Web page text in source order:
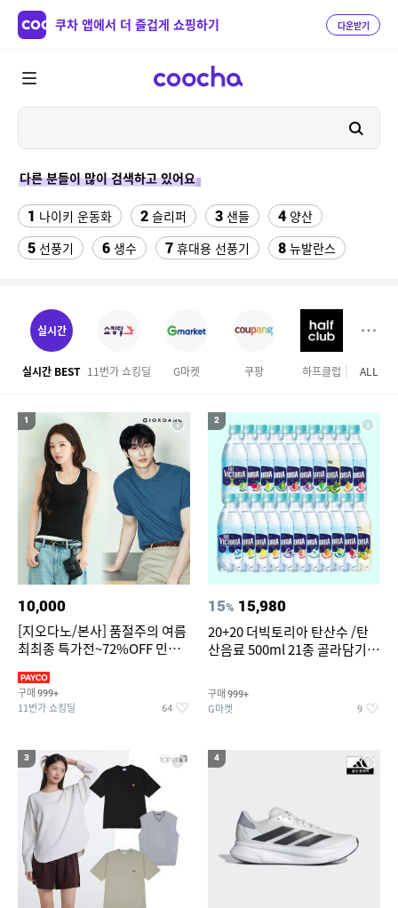
쿠차 앱에서 더 즐겁게 쇼핑하기 다운받기
다른 분들이 많이 검색하고 있어요
1 나이키 운동화 2 슬리퍼 3 샌들 4 양산
5 선풍기 6 생수 7 휴대용 선풍기 8 뉴발란스
11 수향미쌀10kg특등급 크로커다일레이디 원피스
13 성인용세발자전거중고
14 자동차 온풍기 차량용 히터 24V 12V 미니 난방기
오랄비 어린이 전동칫솔모 리필 댄스복 상의
55인치 V 18 오션월드 종일권 19 파타고니아
20 대나무돗자리
ALL
실시간
실시간 BEST 11번가 쇼킹딜 G마켓 쿠팡 하프클럽 마이리
1
10,000
[지오다노/본사] 품절주의 여름
최최종 특가전~72%OFF 민소
구매 999+
11번가 쇼킹딜 64
2
15% 15,980
20+20 더빅토리아 탄산수 /탄
산음료 500ml 21종 골라담기
구매 999+
G마켓 9
3 4